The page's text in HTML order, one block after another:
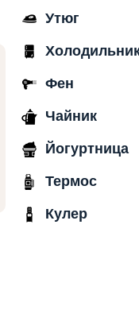
Утюг
Фен
Чайник
Йогуртница
Термос
Кулер